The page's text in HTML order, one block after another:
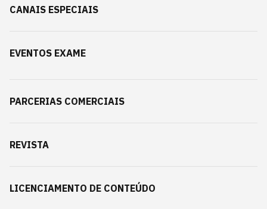
CANAIS ESPECIAIS
EVENTOS EXAME
PARCERIAS COMERCIAIS
REVISTA
LICENCIAMENTO DE CONTEÚDO